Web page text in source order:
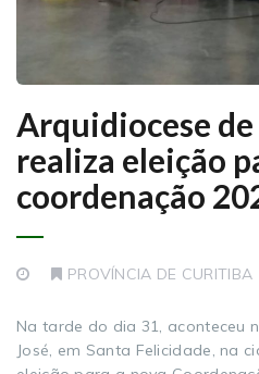
Arquidiocese
realiza eleição
coordenação
PROVÍNCIA DE CURITIBA
Na tarde do dia 31, aconteceu
José, em Santa Felicidade, na